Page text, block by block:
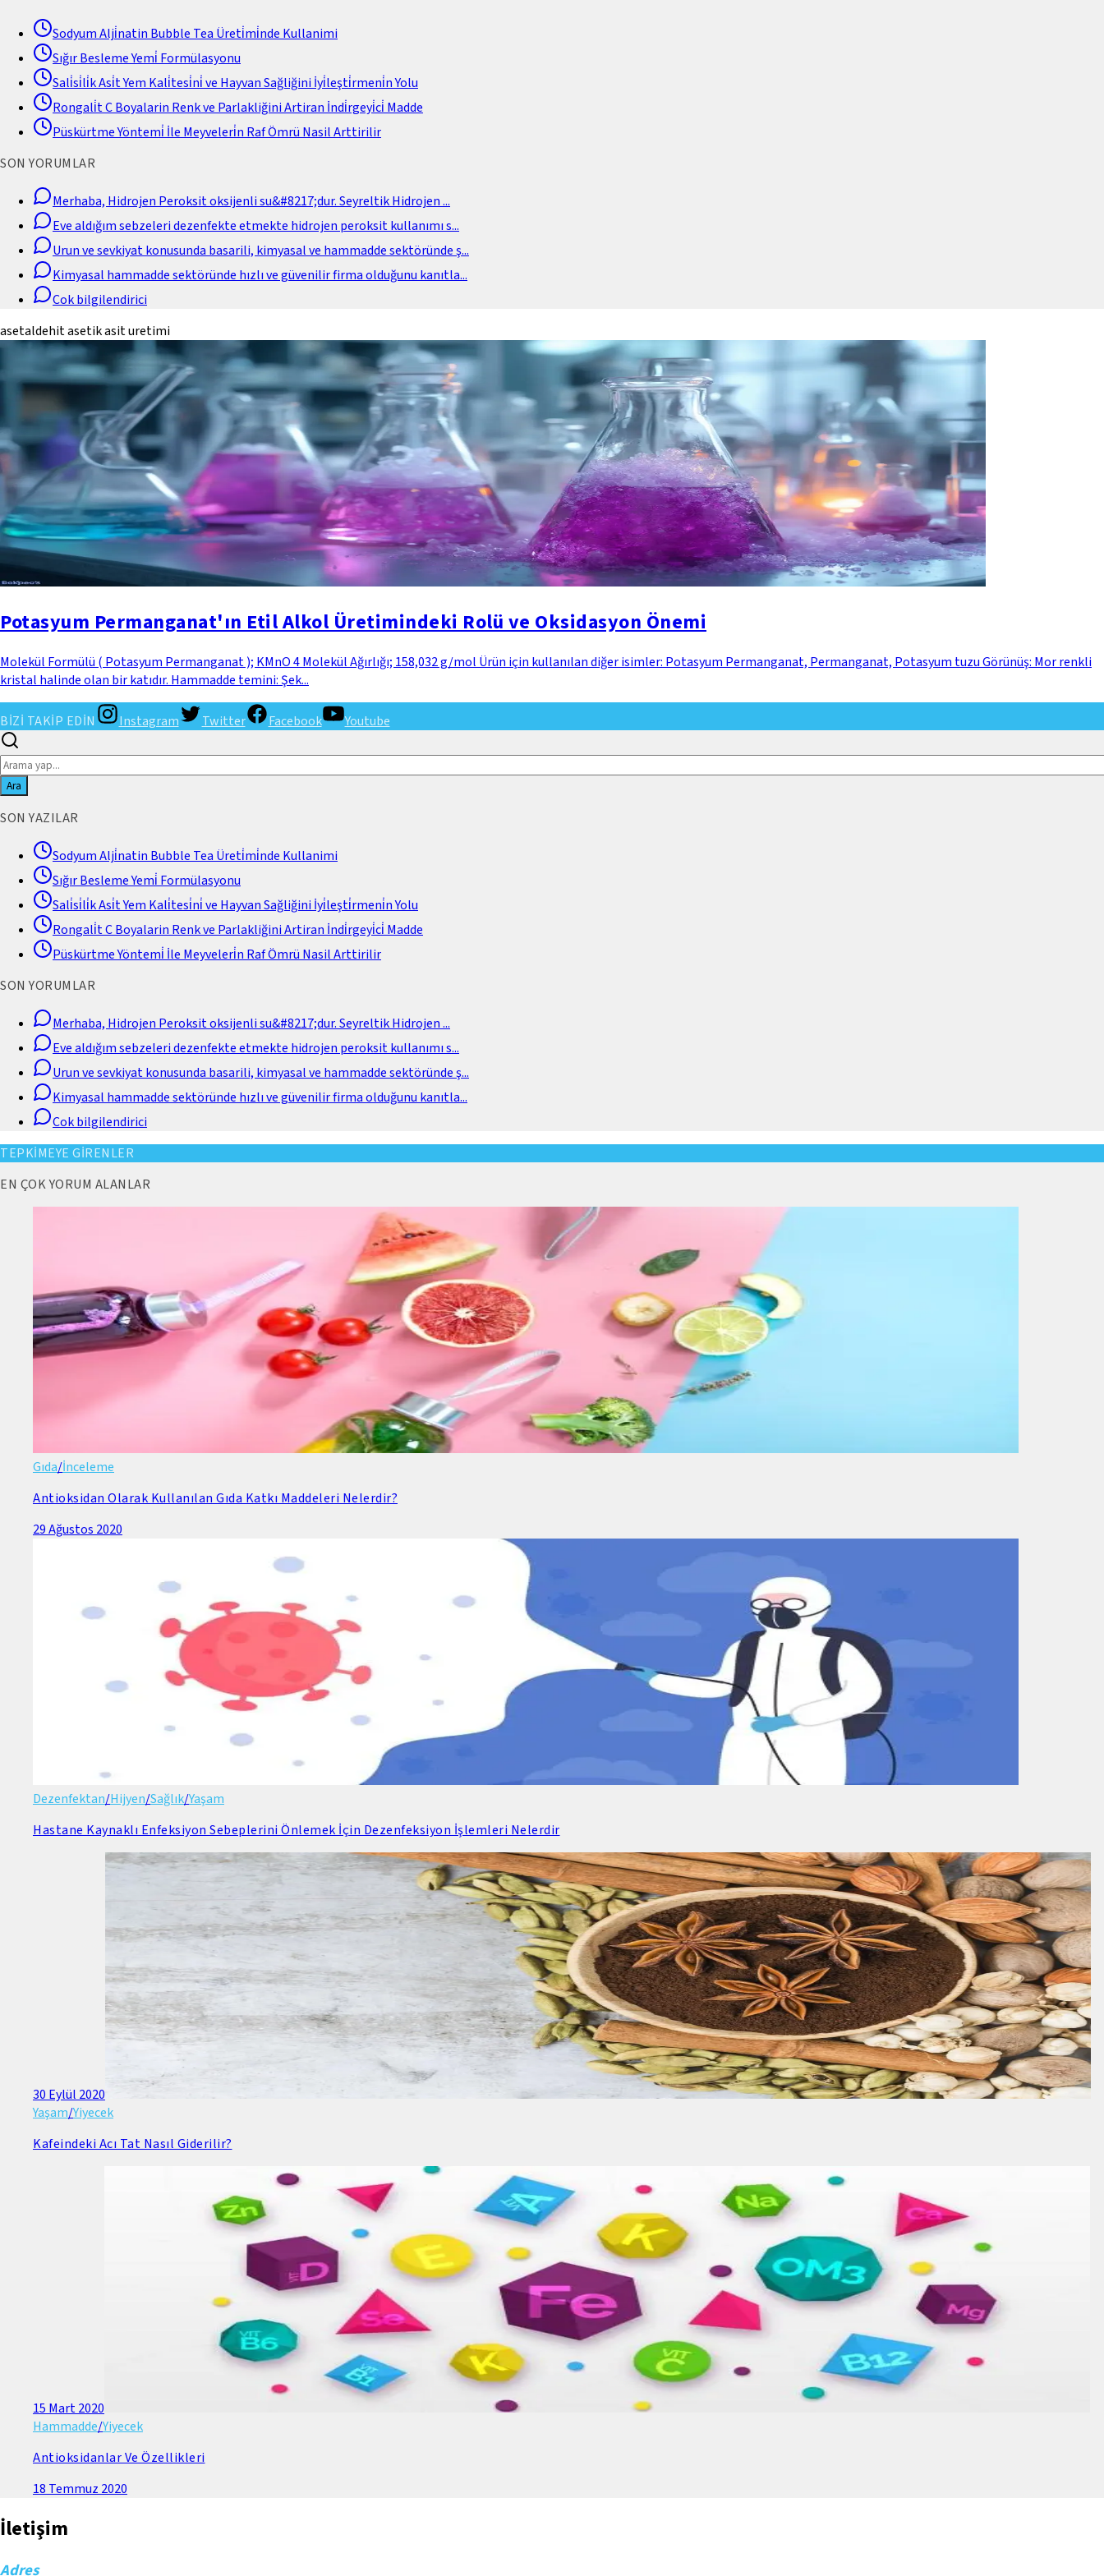
Sodyum Alji̇natin Bubble Tea Üreti̇mi̇nde Kullanimi
Sığır Besleme Yemi̇ Formülasyonu
Sali̇si̇li̇k Asi̇t Yem Kali̇tesi̇ni̇ ve Hayvan Sağliğini İyi̇leşti̇rmeni̇n Yolu
Rongali̇t C Boyalarin Renk ve Parlakliğini Artiran İndi̇rgeyi̇ci̇ Madde
Püskürtme Yöntemi̇ İle Meyveleri̇n Raf Ömrü Nasil Arttirilir
SON YORUMLAR
Merhaba, Hidrojen Peroksit oksijenli su&#8217;dur. Seyreltik Hidrojen...
Eve aldığım sebzeleri dezenfekte etmekte hidrojen peroksit kullanımı s...
Urun ve sevkiyat konusunda basarili, kimyasal ve hammadde sektöründe ş...
Kimyasal hammadde sektöründe hızlı ve güvenilir firma olduğunu kanıtla...
Cok bilgilendirici
asetaldehit asetik asit uretimi
Potasyum Permanganat'ın Etil Alkol Üretimindeki Rolü ve Oksidasyon Önemi
Molekül Formülü ( Potasyum Permanganat ); KMnO 4 Molekül Ağırlığı; 158,032 g/mol Ürün için kullanılan diğer isimler: Potasyum Permanganat, Permanganat, Potasyum tuzu Görünüş: Mor renkli
kristal halinde olan bir katıdır. Hammadde temini: Şek...
BİZİ TAKİP EDİN Instagram Twitter Facebook Youtube
Ara
SON YAZILAR
Sodyum Alji̇natin Bubble Tea Üreti̇mi̇nde Kullanimi
Sığır Besleme Yemi̇ Formülasyonu
Sali̇si̇li̇k Asi̇t Yem Kali̇tesi̇ni̇ ve Hayvan Sağliğini İyi̇leşti̇rmeni̇n Yolu
Rongali̇t C Boyalarin Renk ve Parlakliğini Artiran İndi̇rgeyi̇ci̇ Madde
Püskürtme Yöntemi̇ İle Meyveleri̇n Raf Ömrü Nasil Arttirilir
SON YORUMLAR
Merhaba, Hidrojen Peroksit oksijenli su&#8217;dur. Seyreltik Hidrojen...
Eve aldığım sebzeleri dezenfekte etmekte hidrojen peroksit kullanımı s...
Urun ve sevkiyat konusunda basarili, kimyasal ve hammadde sektöründe ş...
Kimyasal hammadde sektöründe hızlı ve güvenilir firma olduğunu kanıtla...
Cok bilgilendirici
TEPKİMEYE GİRENLER
EN ÇOK YORUM ALANLAR
Gıda/İnceleme
Antioksidan Olarak Kullanılan Gıda Katkı Maddeleri Nelerdir?
29 Ağustos 2020
Dezenfektan/Hijyen/Sağlık/Yaşam
Hastane Kaynaklı Enfeksiyon Sebeplerini Önlemek İçin Dezenfeksiyon İşlemleri Nelerdir
30 Eylül 2020
Yaşam/Yiyecek
Kafeindeki Acı Tat Nasıl Giderilir?
15 Mart 2020
Hammadde/Yiyecek
Antioksidanlar Ve Özellikleri
18 Temmuz 2020
İletişim
Adres